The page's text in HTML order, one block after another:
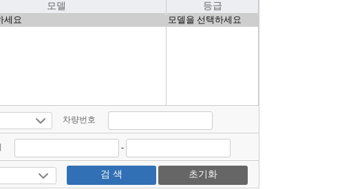
모델 등급
차량번호
-
검 색 초기화